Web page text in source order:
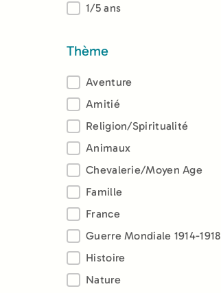
1/5 ans
Thème
Thème
Aventure
Amitié
Religion/Spiritualité
Animaux
Chevalerie/Moyen Age
Famille
France
Guerre Mondiale 1914-1918
Histoire
Nature